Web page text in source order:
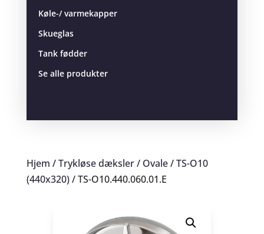
Køle-/ varmekapper
Skueglas
Tank fødder
Se alle produkter
Hjem /Trykløse dæksler/ Ovale/TS-O10
(440x320)/ TS-O10.440.060.01.E